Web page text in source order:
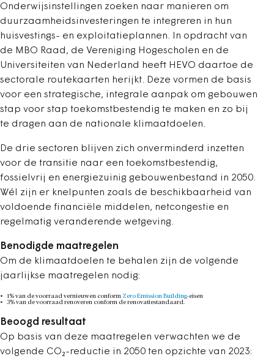
Onderwijsinstellingen zoeken naar manieren om
duurzaamheidsinvesteringen te integreren in hun
huisvestings- en exploitatieplannen. In opdracht van
de MBO Raad, de Vereniging Hogescholen en de
Universiteiten van Nederland heeft HEVO daartoe de
sectorale routekaarten herijkt. Deze vormen de basis
voor een strategische, integrale aanpak om gebouwen
stap voor stap toekomstbestendig te maken en zo bij
te dragen aan de nationale klimaatdoelen.
De drie sectoren blijven zich onverminderd inzetten
voor de transitie naar een toekomstbestendig,
fossielvrij en energiezuinig gebouwenbestand in 2050.
Wél zijn er knelpunten zoals de beschikbaar­heid van
voldoende financiële middelen, netcongestie en
regelmatig veranderende wetgeving.
Benodigde maatregelen
Om de klimaatdoelen te behalen zijn de volgende
jaarlijkse maatregelen nodig:
1% van de voorraad vernieuwen conform Zero Emission Building-eisen
3% van de voorraad renoveren conform de renovatiestandaard.
Beoogd resultaat
Op basis van deze maatregelen verwachten we de
volgende CO₂-reductie in 2050 ten opzichte van 2023: